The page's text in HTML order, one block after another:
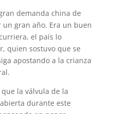
demanda china de
gran año. Era un buen
el país lo
quien sostuvo que se
apostando a la crianza
la válvula de la
durante este